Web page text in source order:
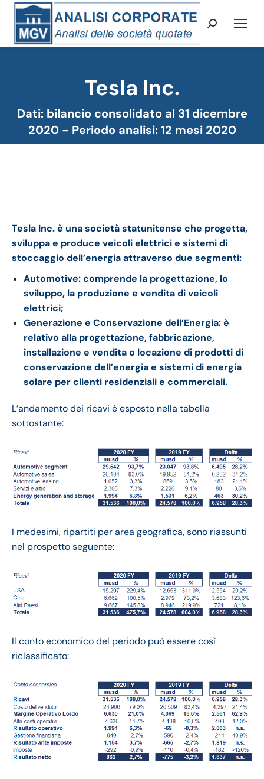
Cerca:
Tesla Inc.
Dati: bilancio consolidato al 31 dicembre
2020 - Periodo analisi: 12 mesi 2020
Tu sei qui:
Tesla Inc. è una società statunitense che progetta,
sviluppa e produce veicoli elettrici e sistemi di
stoccaggio dell’energia attraverso due segmenti:
Automotive: comprende la progettazione, lo
sviluppo, la produzione e vendita di veicoli
elettrici;
Generazione e Conservazione dell’Energia: è
relativo alla progettazione, fabbricazione,
installazione e vendita o locazione di prodotti di
conservazione dell’energia e sistemi di energia
solare per clienti residenziali e commerciali.
L’andamento dei ricavi è esposto nella tabella
sottostante:
I medesimi, ripartiti per area geografica, sono riassunti
nel prospetto seguente:
Il conto economico del periodo può essere così
riclassificato: